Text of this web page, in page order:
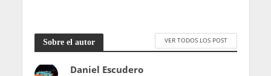
Sobre el autor VER TODOS LOS POST
Daniel Escudero